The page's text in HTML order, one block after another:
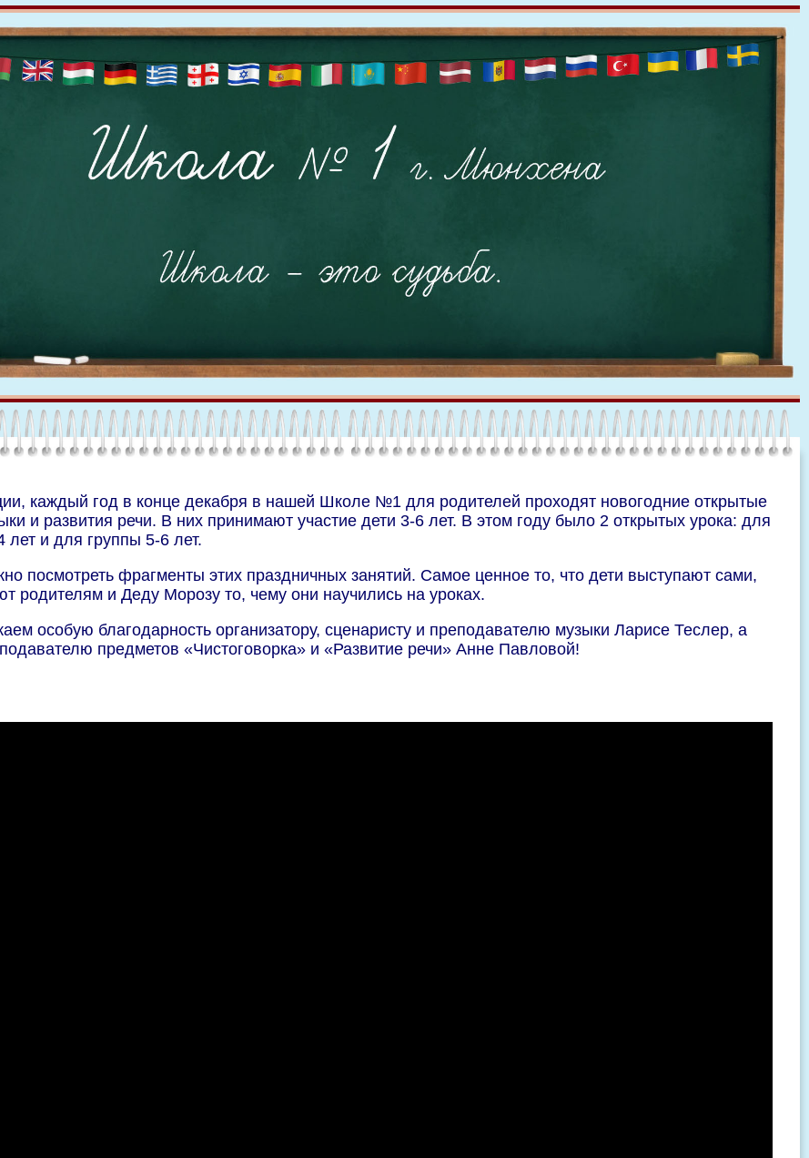
каждый год в конце декабря в нашей Школе №1 для родителей проходят новогодние открытые
и развития речи. В них принимают участие дети 3-6 лет. В этом году было 2 открытых урока: для
лет и для группы 5-6 лет.
посмотреть фрагменты этих праздничных занятий. Самое ценное то, что дети выступают сами,
родителям и Деду Морозу то, чему они научились на уроках.
особую благодарность организатору, сценаристу и преподавателю музыки Ларисе Теслер, а
предметов «Чистоговорка» и «Развитие речи» Анне Павловой!